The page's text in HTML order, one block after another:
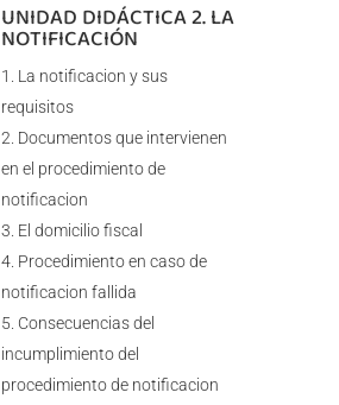
UNIDAD DIDÁCTICA 2. LA
NOTIFICACIÓN
La notificacion y sus
requisitos
Documentos que intervienen
en el procedimiento de
notificacion
El domicilio fiscal
Procedimiento en caso de
notificacion fallida
Consecuencias del
incumplimiento del
procedimiento de notificacion